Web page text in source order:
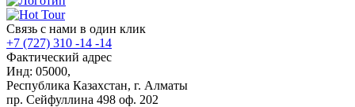
Связь с нами в один клик
+7 (727) 310 -14 -14
Фактический адрес
Инд: 05000,
Республика Казахстан, г. Алматы
пр. Сейфуллина 498 оф. 202